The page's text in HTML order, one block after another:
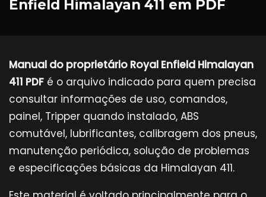
Enfield Himalayan 411 em PDF
Manual do proprietário Royal Enfield Himalayan
411 PDF é o arquivo indicado para quem precisa
consultar informações de uso, comandos,
painel, Tripper quando instalado, ABS
comutável, lubrificantes, calibragem dos pneus,
manutenção periódica, solução de problemas
e especificações básicas da Himalayan 411.